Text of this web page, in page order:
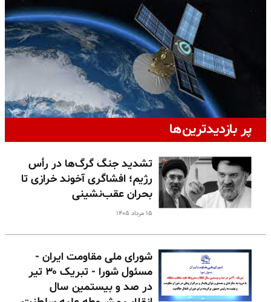
پر بازدیدترین‌ها
تشدید جنگ گرگ‌ها در رأس
رژیم؛ افشاگری آخوند خرازی تا
بحران عقب‌نشینی
۱۵ مرداد ۱۴۰۵
شورای ملی مقاومت ایران -
مسئول شورا - تبریک ۳۰ تیر
در صد و بیستمین سال